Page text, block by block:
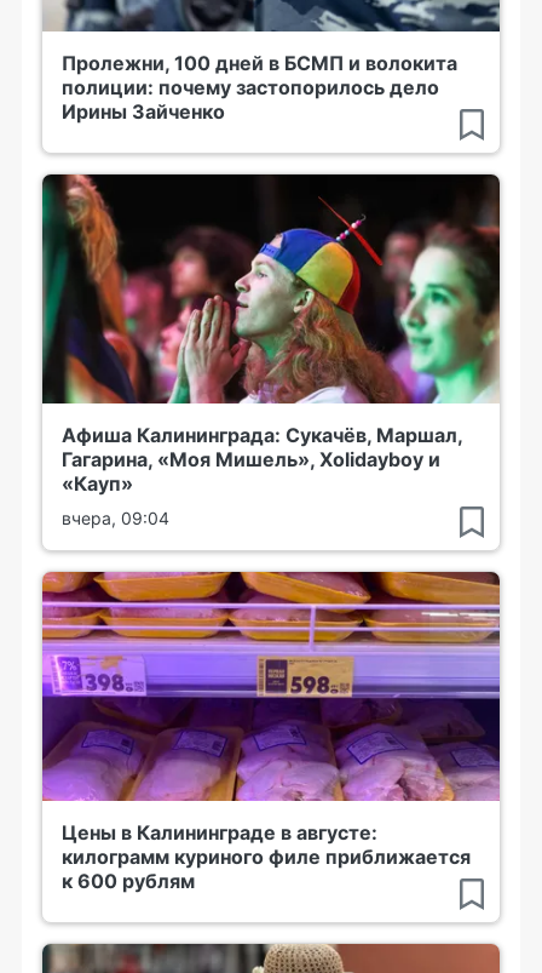
Пролежни, 100 дней в БСМП и волокита
полиции: почему застопорилось дело
Ирины Зайченко
Афиша Калининграда: Сукачёв, Маршал,
Гагарина, «Моя Мишель», Xolidayboy и
«Кауп»
вчера, 09:04
Цены в Калининграде в августе:
килограмм куриного филе приближается
к 600 рублям